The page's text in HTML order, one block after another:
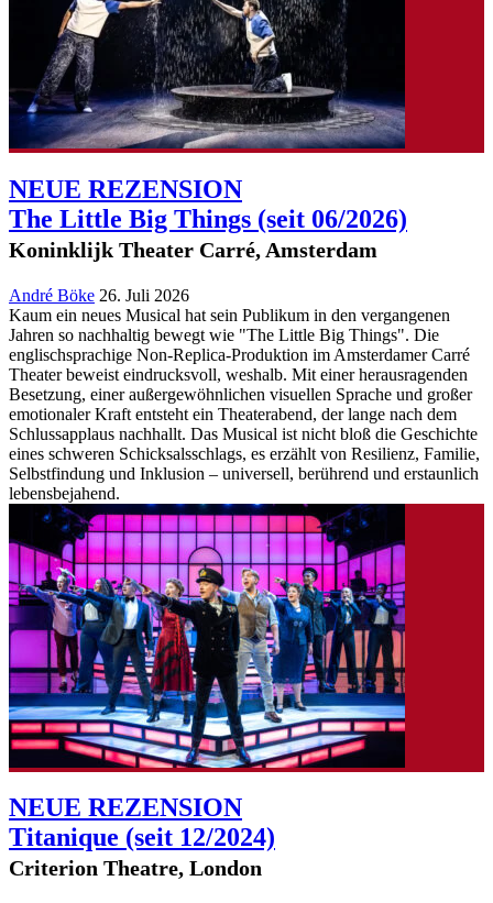
NEUE REZENSION
The Little Big Things (seit 06/2026)
Koninklijk Theater Carré, Amsterdam
André Böke 26. Juli 2026
Kaum ein neues Musical hat sein Publikum in den vergangenen
Jahren so nachhaltig bewegt wie "The Little Big Things". Die
englischsprachige Non-Replica-Produktion im Amsterdamer Carré
Theater beweist eindrucksvoll, weshalb. Mit einer herausragenden
Besetzung, einer außergewöhnlichen visuellen Sprache und großer
emotionaler Kraft entsteht ein Theaterabend, der lange nach dem
Schlussapplaus nachhallt. Das Musical ist nicht bloß die Geschichte
eines schweren Schicksalsschlags, es erzählt von Resilienz, Familie,
Selbstfindung und Inklusion – universell, berührend und erstaunlich
lebensbejahend.
NEUE REZENSION
Titanique (seit 12/2024)
Criterion Theatre, London